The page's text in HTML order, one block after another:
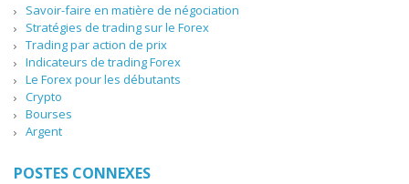
Savoir-faire en matière de négociation
Stratégies de trading sur le Forex
Trading par action de prix
Indicateurs de trading Forex
Le Forex pour les débutants
Crypto
Bourses
Argent
POSTES CONNEXES